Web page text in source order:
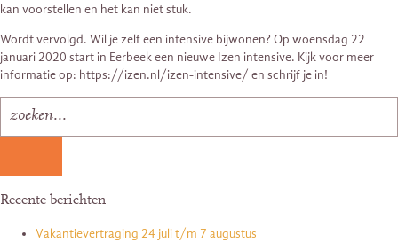
kan voorstellen en het kan niet stuk.
Wordt vervolgd. Wil je zelf een intensive bijwonen? Op woensdag 22
januari 2020 start in Eerbeek een nieuwe Izen intensive. Kijk voor meer
informatie op: https://izen.nl/izen-intensive/ en schrijf je in!
Recente berichten
Vakantievertraging 24 juli t/m 7 augustus